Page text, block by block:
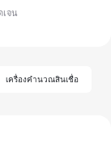
เครื่องคำนวณสินเชื่อ